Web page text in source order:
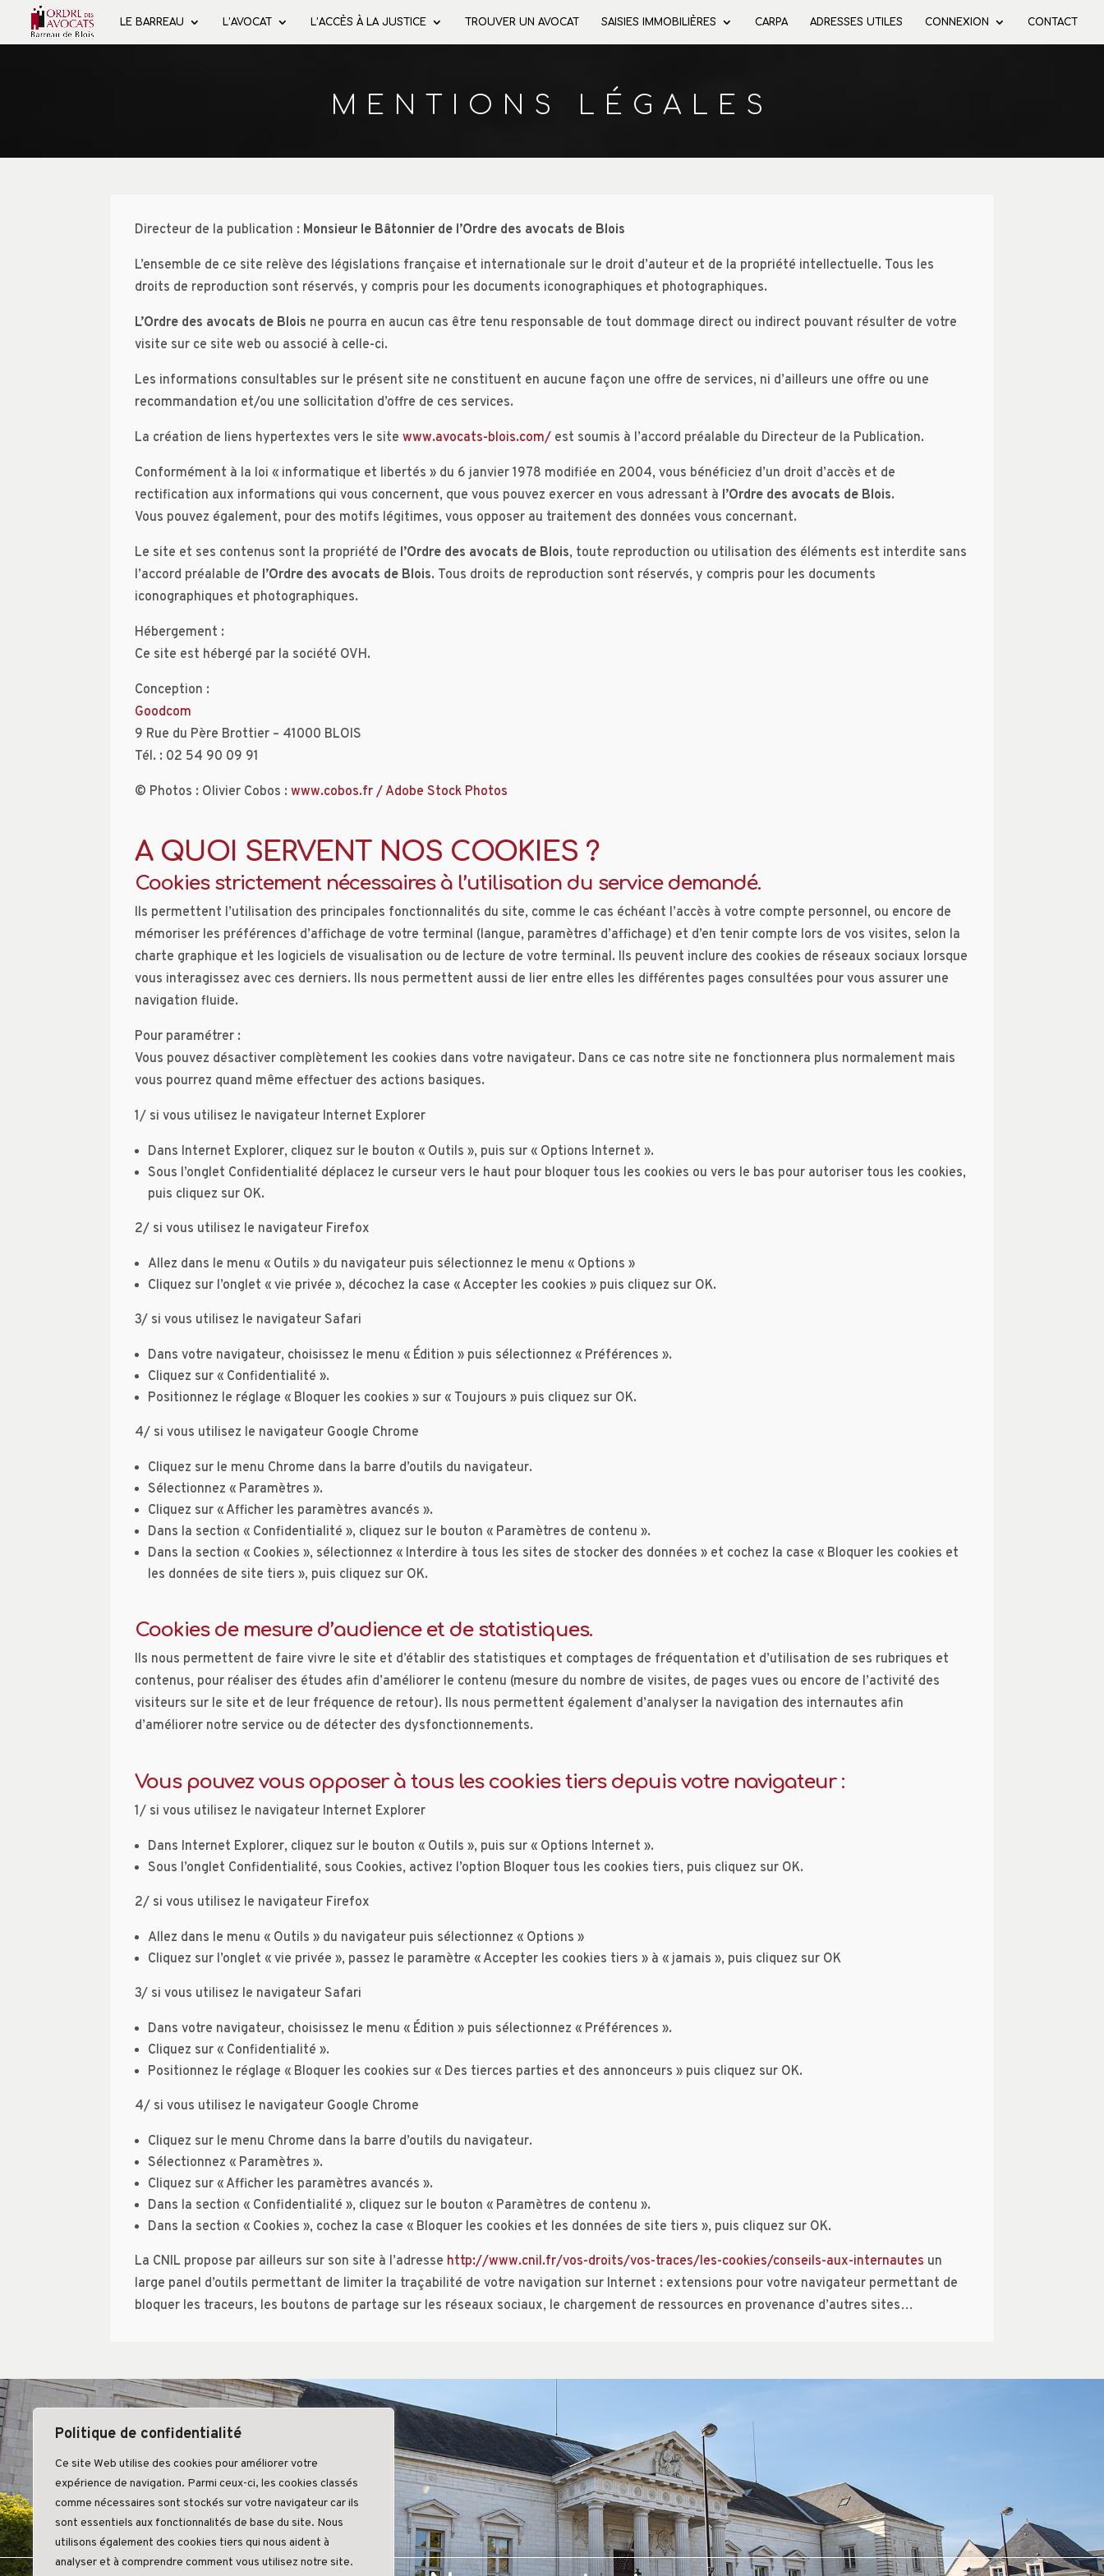
Politique de confidentialité
Ce site Web utilise des cookies pour améliorer votre
expérience de navigation. Parmi ceux-ci, les cookies classés
comme nécessaires sont stockés sur votre navigateur car ils
sont essentiels aux fonctionnalités de base du site. Nous
utilisons également des cookies tiers qui nous aident à
analyser et à comprendre comment vous utilisez notre site.
LE BARREAU L’AVOCAT L’ACCÈS À LA JUSTICE TROUVER UN AVOCAT SAISIES IMMOBILIÈRES CARPA ADRESSES UTILES CONNEXION CONTACT
MENTIONS LÉGALES
Directeur de la publication : Monsieur le Bâtonnier de l’Ordre des avocats de Blois
L’ensemble de ce site relève des législations française et internationale sur le droit d’auteur et de la propriété intellectuelle. Tous les
droits de reproduction sont réservés, y compris pour les documents iconographiques et photographiques.
L’Ordre des avocats de Blois ne pourra en aucun cas être tenu responsable de tout dommage direct ou indirect pouvant résulter de votre
visite sur ce site web ou associé à celle-ci.
Les informations consultables sur le présent site ne constituent en aucune façon une offre de services, ni d’ailleurs une offre ou une
recommandation et/ou une sollicitation d’offre de ces services.
La création de liens hypertextes vers le sitewww.avocats-blois.com/ est soumis à l’accord préalable du Directeur de la Publication.
Conformément à la loi « informatique et libertés » du 6 janvier 1978 modifiée en 2004, vous bénéficiez d’un droit d’accès et de
rectification aux informations qui vous concernent, que vous pouvez exercer en vous adressant à l’Ordre des avocats de Blois.
Vous pouvez également, pour des motifs légitimes, vous opposer au traitement des données vous concernant.
Le site et ses contenus sont la propriété de l’Ordre des avocats de Blois, toute reproduction ou utilisation des éléments est interdite sans
l’accord préalable de l’Ordre des avocats de Blois. Tous droits de reproduction sont réservés, y compris pour les documents
iconographiques et photographiques.
Hébergement :
Ce site est hébergé par la société OVH.
Conception :
Goodcom
9 Rue du Père Brottier – 41000 BLOIS
Tél. : 02 54 90 09 91
© Photos : Olivier Cobos :www.cobos.fr /Adobe Stock Photos
A QUOI SERVENT NOS COOKIES ?
Cookies strictement nécessaires à l’utilisation du service demandé.
Ils permettent l’utilisation des principales fonctionnalités du site, comme le cas échéant l’accès à votre compte personnel, ou encore de
mémoriser les préférences d’affichage de votre terminal (langue, paramètres d’affichage) et d’en tenir compte lors de vos visites, selon la
charte graphique et les logiciels de visualisation ou de lecture de votre terminal. Ils peuvent inclure des cookies de réseaux sociaux lorsque
vous interagissez avec ces derniers. Ils nous permettent aussi de lier entre elles les différentes pages consultées pour vous assurer une
navigation fluide.
Pour paramétrer :
Vous pouvez désactiver complètement les cookies dans votre navigateur. Dans ce cas notre site ne fonctionnera plus normalement mais
vous pourrez quand même effectuer des actions basiques.
1/ si vous utilisez le navigateur Internet Explorer
Dans Internet Explorer, cliquez sur le bouton « Outils », puis sur « Options Internet ».
Sous l’onglet Confidentialité déplacez le curseur vers le haut pour bloquer tous les cookies ou vers le bas pour autoriser tous les cookies,
puis cliquez sur OK.
2/ si vous utilisez le navigateur Firefox
Allez dans le menu « Outils » du navigateur puis sélectionnez le menu « Options »
Cliquez sur l’onglet « vie privée », décochez la case « Accepter les cookies » puis cliquez sur OK.
3/ si vous utilisez le navigateur Safari
Dans votre navigateur, choisissez le menu « Édition » puis sélectionnez « Préférences ».
Cliquez sur « Confidentialité ».
Positionnez le réglage « Bloquer les cookies » sur « Toujours » puis cliquez sur OK.
4/ si vous utilisez le navigateur Google Chrome
Cliquez sur le menu Chrome dans la barre d’outils du navigateur.
Sélectionnez « Paramètres ».
Cliquez sur « Afficher les paramètres avancés ».
Dans la section « Confidentialité », cliquez sur le bouton « Paramètres de contenu ».
Dans la section « Cookies », sélectionnez « Interdire à tous les sites de stocker des données » et cochez la case « Bloquer les cookies et
les données de site tiers », puis cliquez sur OK.
Cookies de mesure d’audience et de statistiques.
Ils nous permettent de faire vivre le site et d’établir des statistiques et comptages de fréquentation et d’utilisation de ses rubriques et
contenus, pour réaliser des études afin d’améliorer le contenu (mesure du nombre de visites, de pages vues ou encore de l’activité des
visiteurs sur le site et de leur fréquence de retour). Ils nous permettent également d’analyser la navigation des internautes afin
d’améliorer notre service ou de détecter des dysfonctionnements.
Vous pouvez vous opposer à tous les cookies tiers depuis votre navigateur :
1/ si vous utilisez le navigateur Internet Explorer
Dans Internet Explorer, cliquez sur le bouton « Outils », puis sur « Options Internet ».
Sous l’onglet Confidentialité, sous Cookies, activez l’option Bloquer tous les cookies tiers, puis cliquez sur OK.
2/ si vous utilisez le navigateur Firefox
Allez dans le menu « Outils » du navigateur puis sélectionnez « Options »
Cliquez sur l’onglet « vie privée », passez le paramètre « Accepter les cookies tiers » à « jamais », puis cliquez sur OK
3/ si vous utilisez le navigateur Safari
Dans votre navigateur, choisissez le menu « Édition » puis sélectionnez « Préférences ».
Cliquez sur « Confidentialité ».
Positionnez le réglage « Bloquer les cookies sur « Des tierces parties et des annonceurs » puis cliquez sur OK.
4/ si vous utilisez le navigateur Google Chrome
Cliquez sur le menu Chrome dans la barre d’outils du navigateur.
Sélectionnez « Paramètres ».
Cliquez sur « Afficher les paramètres avancés ».
Dans la section « Confidentialité », cliquez sur le bouton « Paramètres de contenu ».
Dans la section « Cookies », cochez la case « Bloquer les cookies et les données de site tiers », puis cliquez sur OK.
La CNIL propose par ailleurs sur son site à l’adresse http://www.cnil.fr/vos-droits/vos-traces/les-cookies/conseils-aux-internautes un
large panel d’outils permettant de limiter la traçabilité de votre navigation sur Internet : extensions pour votre navigateur permettant de
bloquer les traceurs, les boutons de partage sur les réseaux sociaux, le chargement de ressources en provenance d’autres sites…